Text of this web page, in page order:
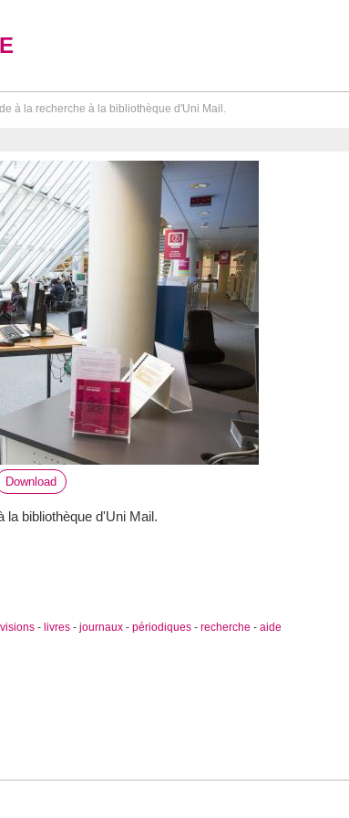
à la recherche à la bibliothèque d'Uni Mail.
Download
la bibliothèque d'Uni Mail.
- livres - journaux - périodiques - recherche - aide